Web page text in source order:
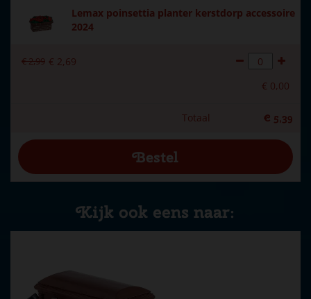
Lemax poinsettia planter kerstdorp accessoire
2024
€2,99 € 2,69
€ 0,00
Totaal € 5,39
Kijk ook eens naar: